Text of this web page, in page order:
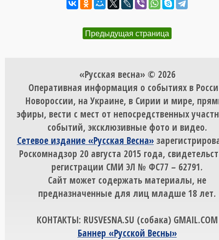
Предыдущая страница
«Русская весна» © 2026
Оперативная информация о событиях в
Новороссии, на Украине, в Сирии и мире,
эфиры, вести с мест от непосредственных
событий, эксклюзивные фото и видео.
Сетевое издание «Русская Весна»
Роскомнадзор 20 августа 2015 года,
регистрации СМИ ЭЛ № ФС77 – 62791.
Сайт может содержать материалы, не
предназначенные для лиц младше 18 лет.
КОНТАКТЫ: RUSVESNA.SU (собака) GMAIL.COM
Баннер «Русской Весны»